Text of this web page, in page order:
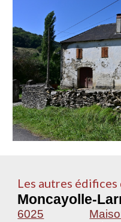
Les autres édifices
Moncayolle-
6025